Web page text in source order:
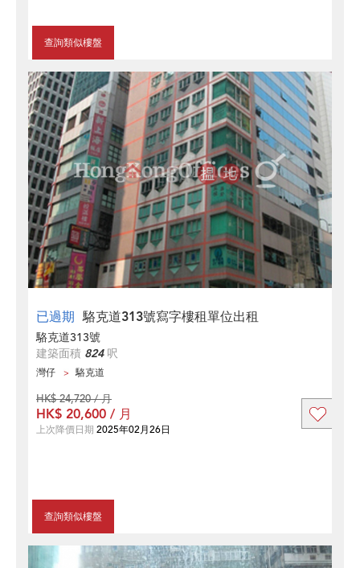
查詢類似樓盤
已過期 駱克道313號寫字樓租單位出租
駱克道313號
建築面積 824呎
灣仔 駱克道
查詢類似樓盤
HK$ 24,720 / 月
HK$ 20,600 / 月
上次降價日期 2025年02月26日